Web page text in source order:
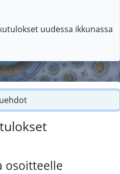
uudessa ikkunassa
osoitteelle